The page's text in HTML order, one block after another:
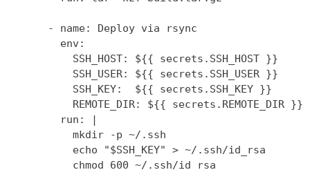
      - name: Deploy via rsync
        env:
          SSH_HOST: ${{ secrets.SSH_HOST }}
          SSH_USER: ${{ secrets.SSH_USER }}
          SSH_KEY:  ${{ secrets.SSH_KEY }}
          REMOTE_DIR: ${{ secrets.REMOTE_DIR }}
        run: |
          mkdir -p ~/.ssh
          echo "$SSH_KEY" > ~/.ssh/id_rsa
          chmod 600 ~/.ssh/id_rsa